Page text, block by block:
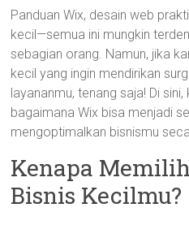
Panduan Wix, desain web
kecil—semua ini mungkin
sebagian orang. Namun, jika
kecil yang ingin mendirikan
layananmu, tenang saja! Di
bagaimana Wix bisa menjadi
mengoptimalkan bisnismu
Kenapa
Bisnis Kecilmu?